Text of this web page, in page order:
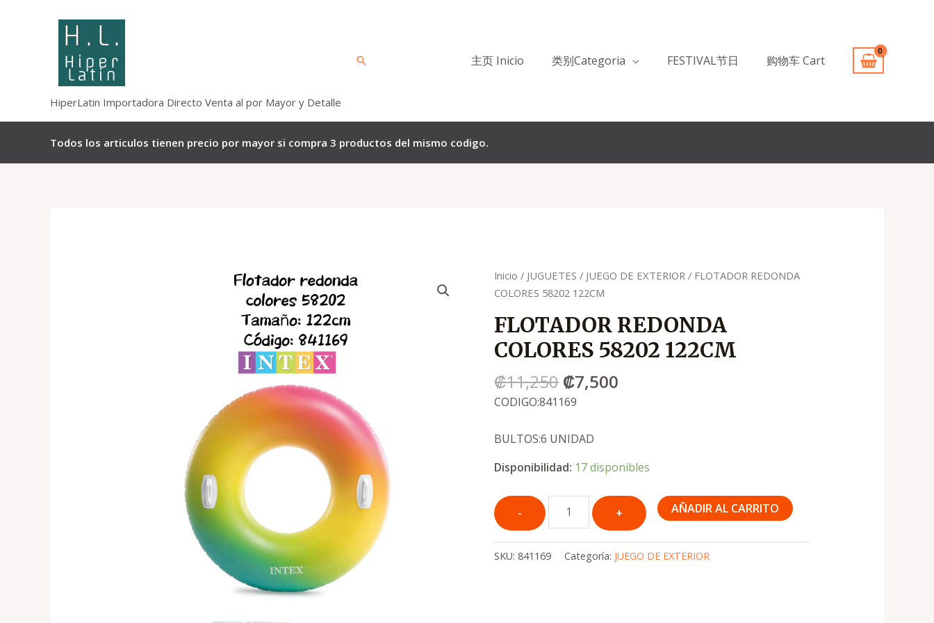
HiperLatin Importadora Directo Venta al por Mayor y Detalle
Buscar 主页 Inicio 类别Categoria FESTIVAL节日 购物车 Cart
Todos los articulos tienen precio por mayor si compra 3 productos del mismo codigo.
Inicio / JUGUETES / JUEGO DE EXTERIOR / FLOTADOR REDONDA
COLORES 58202 122CM
FLOTADOR REDONDA
COLORES 58202 122CM
₡11,250
El
precio
era:
.
₡11,250
₡7,500
El
es:
.
₡7,500
CODIGO:841169
BULTOS:6 UNIDAD
Disponibilidad: 17 disponibles
Quantity
AÑADIR AL CARRITO
SKU:841169 Categoría: JUEGO DE EXTERIOR